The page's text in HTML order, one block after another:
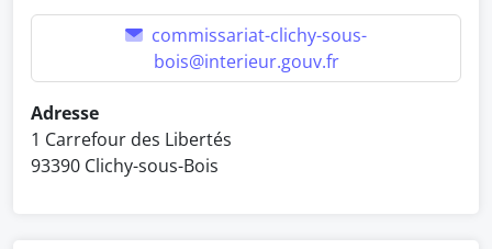
commissariat-clichy-sous-
bois@interieur.gouv.fr
Adresse
1 Carrefour des Libertés
93390 Clichy-sous-Bois